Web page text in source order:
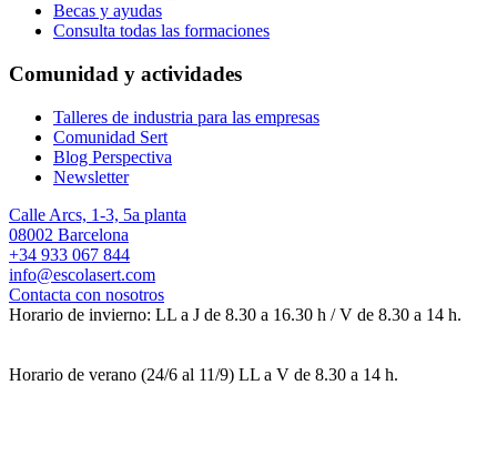
Becas y ayudas
Consulta todas las formaciones
Comunidad y actividades
Talleres de industria para las empresas
Comunidad Sert
Blog Perspectiva
Newsletter
Calle Arcs, 1-3, 5a planta
08002 Barcelona
+34 933 067 844
info@escolasert.com
Contacta con nosotros
Horario de invierno: LL a J de 8.30 a 16.30 h / V de 8.30 a 14 h.
Horario de verano (24/6 al 11/9) LL a V de 8.30 a 14 h.